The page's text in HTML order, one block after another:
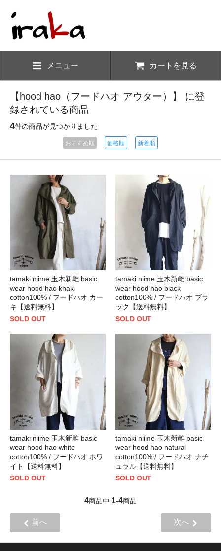
メニュー カートを見る
【hood hao（フードハオ アウター）】 に登
録されている商品
4件の商品が見つかりました
おすすめ順 価格順 新着順
tamaki niime 玉木新雌 basic
wear hood hao khaki
cotton100% / フードハオ カー
キ【送料無料】
SOLD OUT
tamaki niime 玉木新雌 basic
wear hood hao black
cotton100% / フードハオ ブラ
ック【送料無料】
SOLD OUT
tamaki niime 玉木新雌 basic
wear hood hao white
cotton100% / フードハオ ホワ
イト【送料無料】
SOLD OUT
tamaki niime 玉木新雌 basic
wear hood hao natural
cotton100% / フードハオ ナチ
ュラル【送料無料】
SOLD OUT
4商品中 1-4商品
前へ 次へ